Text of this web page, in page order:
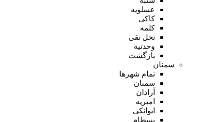
عسلویه
کاکی
کلمه
نخل تقی
وحدتیه
بازگشت
سمنان
تمام شهر‌ها
سمنان
آرادان
امیریه
ایوانکی
بسطام